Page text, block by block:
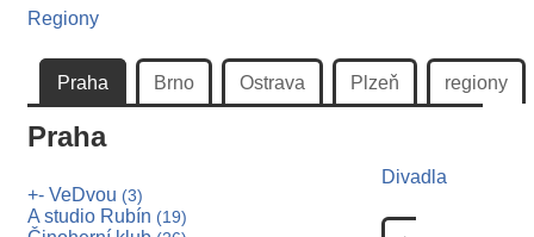
Regiony
Praha Brno Ostrava Plzeň regiony
Praha
+- VeDvou (3)
A studio Rubín (19)
Divadla